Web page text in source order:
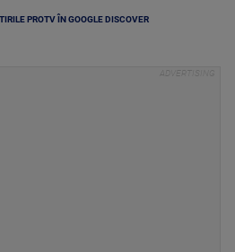
PROTV ÎN GOOGLE DISCOVER